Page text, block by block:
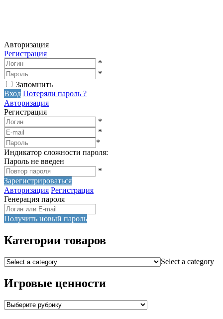
Авторизация
Регистрация
*
*
Запомнить
Вход Потеряли пароль ?
Авторизация
Регистрация
*
*
*
Индикатор сложности пароля:
Пароль не введен
*
Зарегистрироваться
Авторизация Регистрация
Генерация пароля
Получить новый пароль
Категории товаров
Select a category
Игровые ценности